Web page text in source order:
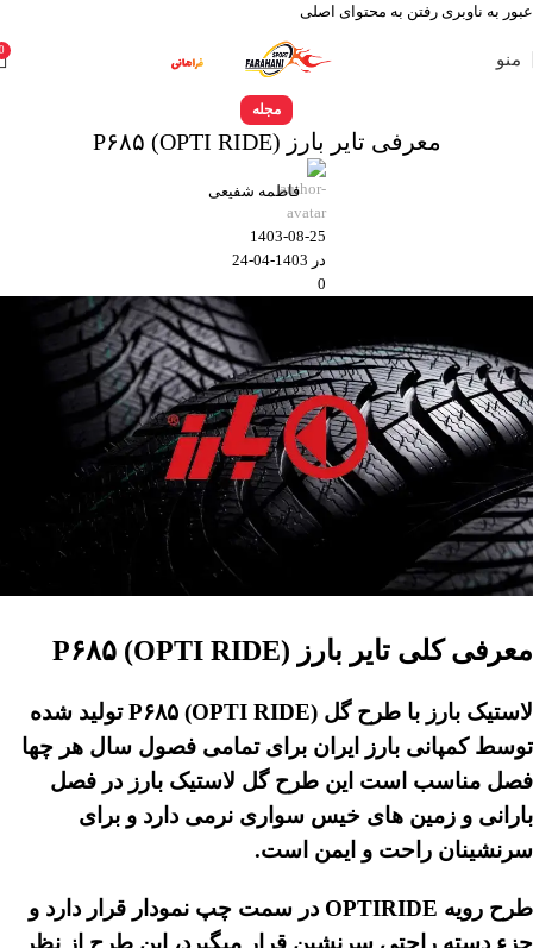
عبور به ناوبری رفتن به محتوای اصلی
منو
مجله
معرفی تایر بارز P۶۸۵ (OPTI RIDE)
فاطمه شفیعی
1403-08-25
در 1403-04-24
0
معرفی کلی تایر بارز P۶۸۵ (OPTI RIDE)
لاستیک بارز
با طرح گل P۶۸۵ (OPTI RIDE) تولید شده
توسط کمپانی بارز ایران برای تمامی فصول سال هر چها
فصل مناسب است این طرح گل لاستیک بارز در فصل
بارانی و زمین های خیس سواری نرمی دارد و برای
سرنشینان راحت و ایمن است.
طرح رویه OPTIRIDE در سمت چپ نمودار قرار دارد و
جزء دسته راحتی سرنشین قرار میگیرد، این طرح از نظر